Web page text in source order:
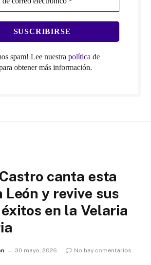
spam! Lee nuestra política de
obtener más información.
canta esta
León y revive sus
en la Velaria
30 mayo, 2026
No hay comentarios